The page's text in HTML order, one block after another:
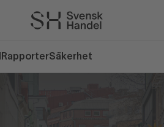
RapporterSäkerhet